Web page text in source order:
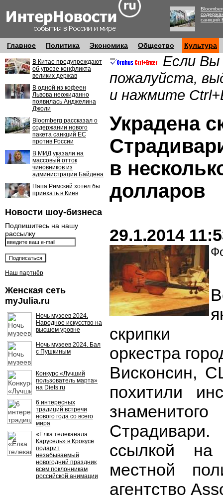
санкций
Главное Политика Экономика Общество Культура
В Китае предупреждают
об угрозе конфликта
великих держав
В одной из кофеен
Львова неожиданно
появилась Анджелина
Джоли
Bloomberg рассказал о
содержании нового
пакета санкций ЕС
против России
В МИД указали на
массовый отток
чиновников из
администрации Байдена
Папа Римский хотел бы
приехать в Киев
Новости шоу-бизнеса
Подпишитесь на нашу
рассылку
Наш партнёр
Женская сеть
myJulia.ru
Ночь музеев 2024.
Народное искусство на
высшем уровне
Ночь музеев 2024. Бал
с Пушкиным
Конкурс «Лучший
пользователь марта»
на Diets.ru
6 интересных
традиций встречи
нового года со всего
мира
«Ёлка телеканала
Карусель» в Крокусе
подарит
незабываемый
новогодний праздник
всем поклонникам
российской анимации
Если Вы
пожалуйста,
и нажмите
Украдена
в
долларов
29.1.2014
скрипки
оркестра
Висконсин,
похитили
ссылкой на
местной
агентство